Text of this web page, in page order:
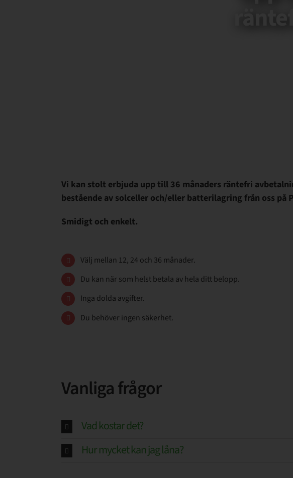
Vi kan stolt erbjuda upp till 36 månaders räntefri
bestående av solceller och/eller batterilagring från oss på
Smidigt och enkelt.
Välj mellan 12, 24 och 36 månader.
Du kan när som helst betala av hela ditt belopp.
Inga dolda avgifter.
Du behöver ingen säkerhet.
Vanliga frågor
Vad kostar det?
Hur mycket kan jag låna?